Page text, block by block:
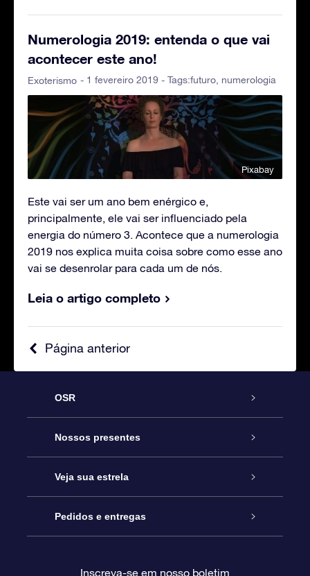
Numerologia 2019: entenda o que vai
acontecer este ano!
Exoterismo - 1 fevereiro 2019 - Tags:futuro numerologia
Pixabay
Este vai ser um ano bem enérgico e,
principalmente, ele vai ser influenciado pela
energia do número 3. Acontece que a numerologia
2019 nos explica muita coisa sobre como esse ano
vai se desenrolar para cada um de nós.
Leia o artigo completo
Página anterior
OSR
Serviço
Entre em contato conosco
Blog
Nossos presentes
Presente estrelar on-line
Pacote de presente da OSR
Veja sua estrela
Star Register
Pedidos e entregas
Inscreva-se em nosso boletim